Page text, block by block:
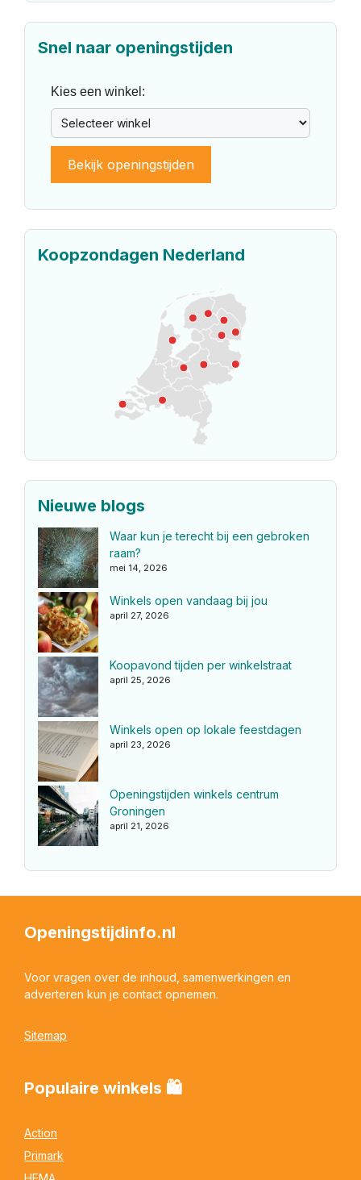
Snel naar openingstijden
Kies een winkel:
Bekijk openingstijden
Koopzondagen Nederland
Nieuwe blogs
Waar kun je terecht bij een gebroken
raam?
mei 14, 2026
Winkels open vandaag bij jou
april 27, 2026
Koopavond tijden per winkelstraat
april 25, 2026
Winkels open op lokale feestdagen
april 23, 2026
Openingstijden winkels centrum
Groningen
april 21, 2026
Openingstijdinfo.nl
Voor vragen over de inhoud, samenwerkingen en
adverteren kun je contact opnemen.
Sitemap
Populaire winkels 🛍
Action
Primark